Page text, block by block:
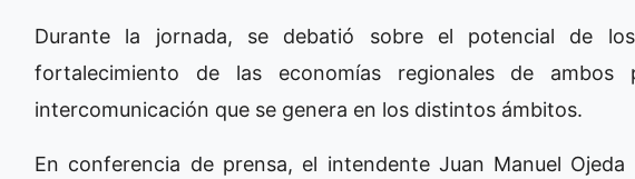
Durante la jornada, se debatió sobre el potencial de
fortalecimiento de las economías regionales de ambos
intercomunicación que se genera en los distintos ámbitos.
En conferencia de prensa, el intendente Juan Manuel